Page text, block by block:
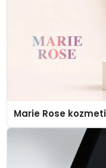
Marie Rose